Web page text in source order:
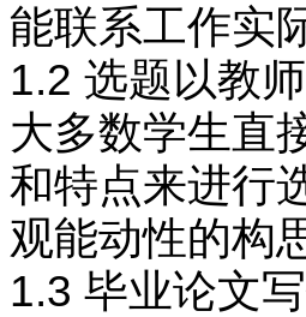
能联系工作实
1.2 选题以教
大多数学生直
和特点来进行
观能动性的构
1.3 毕业论文